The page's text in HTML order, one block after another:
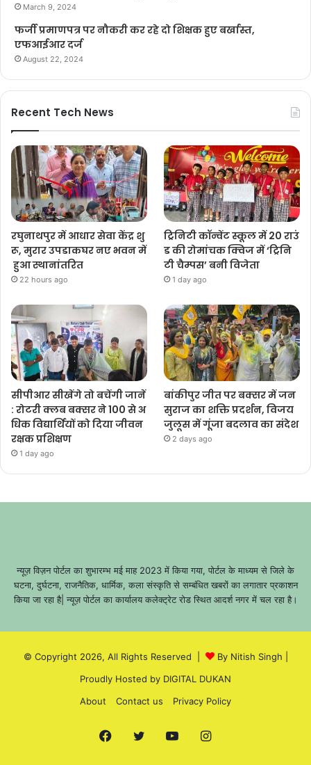
March 9, 2024
फर्जी प्रमाणपत्र पर नौकरी कर रहे दो शिक्षक हुए बर्खास्त,
एफआईआर दर्ज
August 22, 2024
Recent Tech News
रघुनाथपुर में आधार सेवा केंद्र शु
रू, मुरार उपडाकघर नए भवन में
हुआ स्थानांतरित
22 hours ago
ट्रिनिटी कॉन्वेंट स्कूल में 20 राउं
ड की रोमांचक क्विज में ‘ट्रिनि
टी चैम्पस’ बनी विजेता
1 day ago
सीपीआर सीखेंगे तो बचेंगी जानें
: रोटरी क्लब बक्सर ने 100 से अ
धिक विद्यार्थियों को दिया जीवन
रक्षक प्रशिक्षण
1 day ago
बांकीपुर जीत पर बक्सर में जन
सुराज का शक्ति प्रदर्शन, विजय
जुलूस में गूंजा बदलाव का संदेश
2 days ago
न्यूज़ विज़न पोर्टल का शुभारम्भ मई माह 2023 में किया गया, पोर्टल के माध्यम से जिले के
घटना, दुर्घटना, राजनैतिक, धार्मिक, कला संस्कृति से सम्बंधित खबरों का लगातार प्रकाशन
किया जा रहा है| न्यूज़ पोर्टल का कार्यालय कलेक्ट्रेट रोड स्थित आदर्श नगर में चल रहा है।
© Copyright 2026, All Rights Reserved | By Nitish Singh
Proudly Hosted by DIGITAL DUKAN
About
Contact us Privacy Policy
Facebook
Twitter YouTubeInstagram